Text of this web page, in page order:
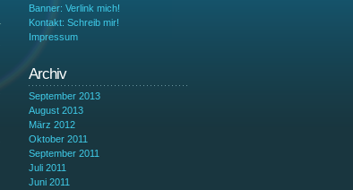
Banner: Verlink mich!
Kontakt: Schreib mir!
Impressum
Archiv
September 2013
August 2013
März 2012
Oktober 2011
September 2011
Juli 2011
Juni 2011